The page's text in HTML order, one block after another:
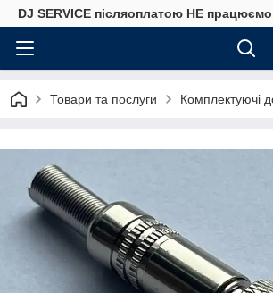
DJ SERVICE пiсляоплатою НЕ
Товари та послуги Комплектуючі